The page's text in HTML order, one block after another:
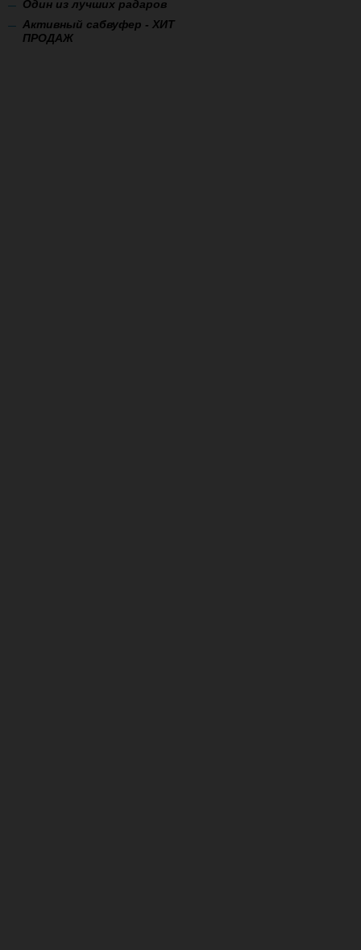
Один из лучших радаров
Активный сабвуфер - ХИТ
ПРОДАЖ